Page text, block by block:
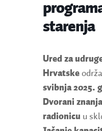
starenja
Ured za
Hrvatske
svibnja 2025.
Dvorani znanja
radionicu u